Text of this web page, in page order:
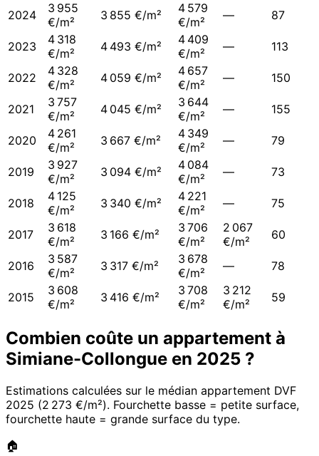
2024
3 955
€/m²
3 855 €/m²
4 579
€/m²
— 87
2023
4 318
€/m²
4 493 €/m²
4 409
€/m²
— 113
2022
4 328
€/m²
4 059 €/m²
4 657
€/m²
— 150
2021
3 757
€/m²
4 045 €/m²
3 644
€/m²
— 155
2020
4 261
€/m²
3 667 €/m²
4 349
€/m²
— 79
2019
3 927
€/m²
3 094 €/m²
4 084
€/m²
— 73
2018
4 125
€/m²
3 340 €/m²
4 221
€/m²
— 75
2017
3 618
€/m²
3 166 €/m²
3 706
€/m²
2 067
€/m²
60
2016
3 587
€/m²
3 317 €/m²
3 678
€/m²
— 78
2015
3 608
€/m²
3 416 €/m²
3 708
€/m²
3 212
€/m²
59
Combien coûte un appartement à
Simiane-Collongue en 2025 ?
Estimations calculées sur le médian appartement DVF
2025 (2 273 €/m²). Fourchette basse = petite surface,
fourchette haute = grande surface du type.
🏠